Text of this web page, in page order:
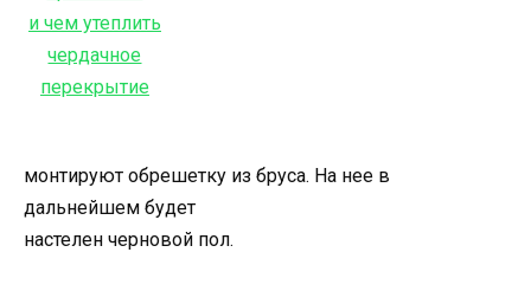
монтируют обрешетку из бруса. На нее в
дальнейшем будет
настелен черновой пол.